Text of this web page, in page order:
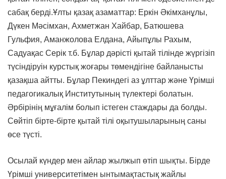
сабақ берді.Ұлты қазақ азаматтар: Еркін Әкімханұлы,
Дүкен Мәсімхан, Ахметжан Хайбар, Батюшева
Гульфия, Аманжолова Елдана, Айыпұлы Рахым,
Садуақас Серік т.б. Бұлар дәрісті қытай тілінде жүргізіп
түсіндіруін курстық жоғары төмендігіне байланысты
қазақша айтты. Бұлар Пекиндегі аз ұлттар және Үрімші
педагогикалық Институтының түлектері болатын.
Әрбірінің мұғалім болып істеген стаждары да болды.
Сөйтіп бірте-бірте қытай тілі оқытушыларының саны
өсе түсті.
Осылай күндер мен айлар жылжып өтіп шықты. Бірде
Үрімші университетімен ынтымақтастық жайлы